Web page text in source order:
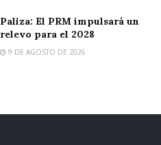
Paliza: El PRM impulsará un
relevo para el 2028
9 DE AGOSTO DE 2026